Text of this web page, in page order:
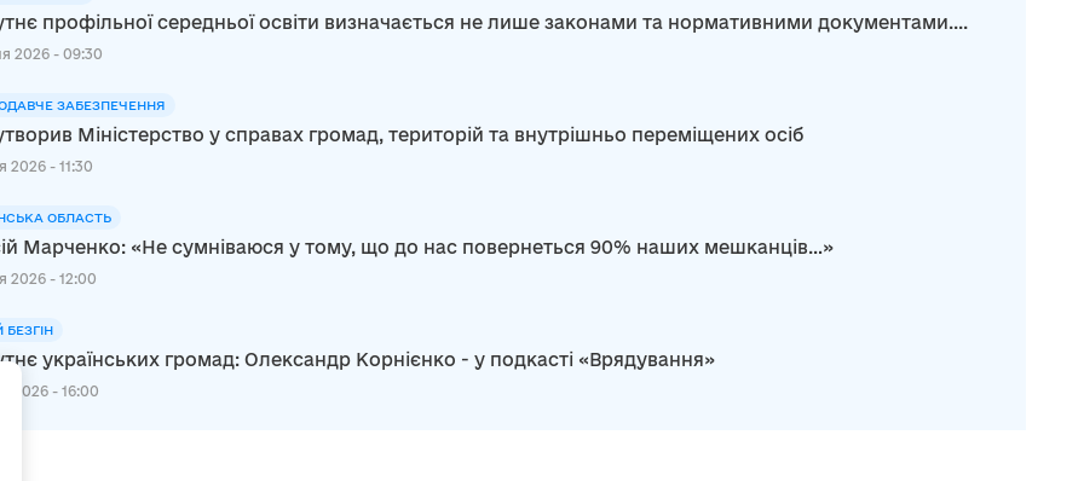
профільної середньої освіти визначається не лише законами та нормативними документами....
2026 - 09:30
ЗАБЕЗПЕЧЕННЯ
Міністерство у справах громад, територій та внутрішньо переміщених осіб
2026 - 11:30
ОБЛАСТЬ
Марченко: «Не сумніваюся у тому, що до нас повернеться 90% наших мешканців…»
2026 - 12:00
БЕЗГІН
українських громад: Олександр Корнієнко - у подкасті «Врядування»
2026 - 16:00